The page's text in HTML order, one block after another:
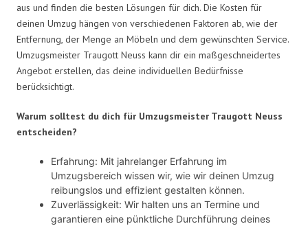
aus und finden die besten Lösungen für dich. Die Kosten für
deinen Umzug hängen von verschiedenen Faktoren ab, wie der
Entfernung, der Menge an Möbeln und dem gewünschten Service.
Umzugsmeister Traugott Neuss kann dir ein maßgeschneidertes
Angebot erstellen, das deine individuellen Bedürfnisse
berücksichtigt.
Warum solltest du dich für Umzugsmeister Traugott Neuss
entscheiden?
Erfahrung: Mit jahrelanger Erfahrung im
Umzugsbereich wissen wir, wie wir deinen Umzug
reibungslos und effizient gestalten können.
Zuverlässigkeit: Wir halten uns an Termine und
garantieren eine pünktliche Durchführung deines